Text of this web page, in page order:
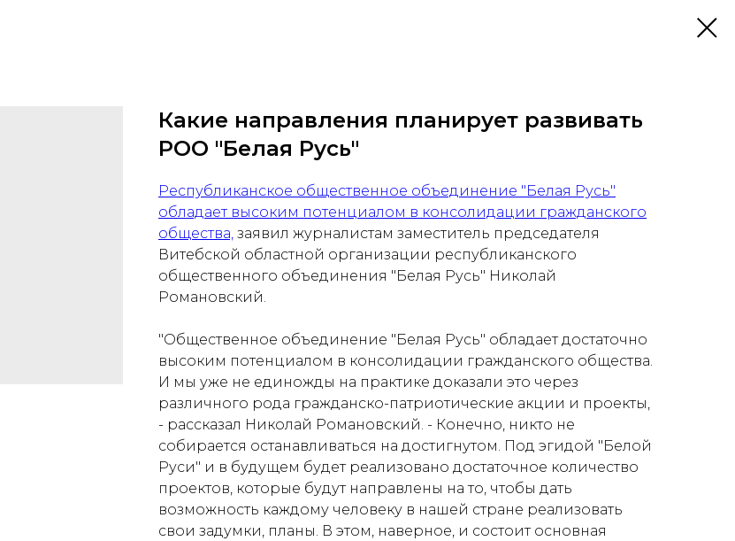
Какие направления планирует развивать
РОО "Белая Русь"
Республиканское общественное объединение "Белая Русь"
обладает высоким потенциалом в консолидации гражданского
общества, заявил журналистам заместитель председателя
Витебской областной организации республиканского
общественного объединения "Белая Русь" Николай
Романовский.
"Общественное объединение "Белая Русь" обладает достаточно
высоким потенциалом в консолидации гражданского общества.
И мы уже не единожды на практике доказали это через
различного рода гражданско-патриотические акции и проекты,
- рассказал Николай Романовский. - Конечно, никто не
собирается останавливаться на достигнутом. Под эгидой "Белой
Руси" и в будущем будет реализовано достаточное количество
проектов, которые будут направлены на то, чтобы дать
возможность каждому человеку в нашей стране реализовать
свои задумки, планы. В этом, наверное, и состоит основная